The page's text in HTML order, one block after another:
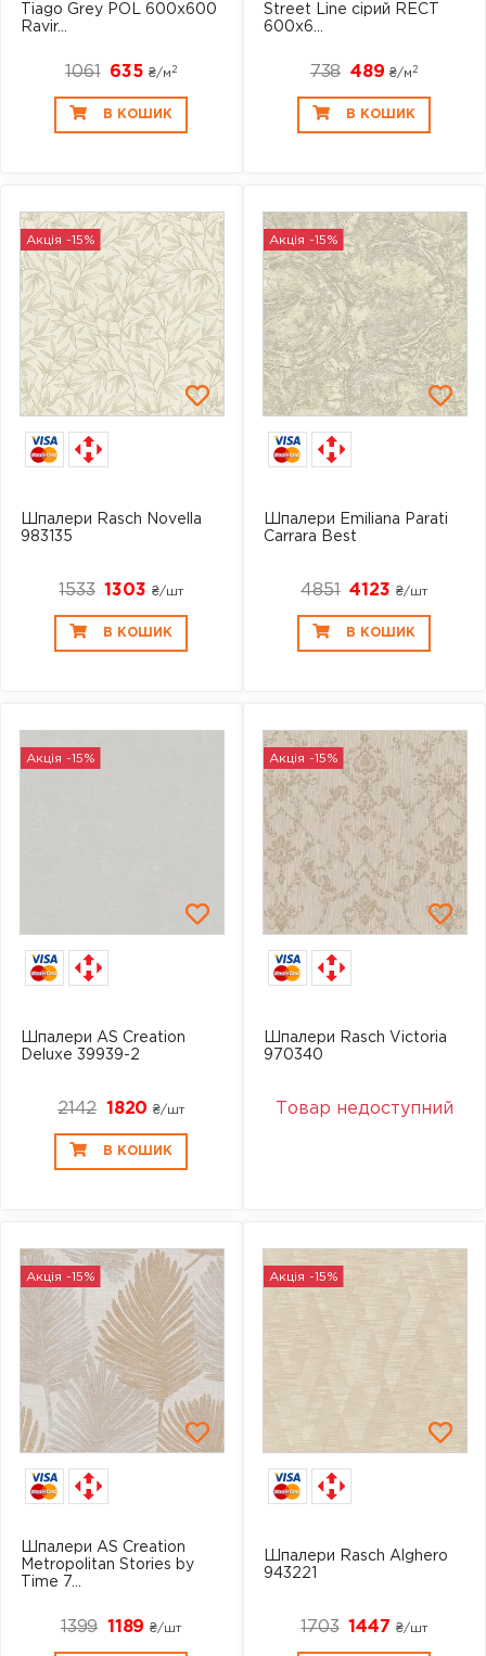
Tiago Grey POL 600x600
Ravir...
1061 635 ₴/м 2
В КОШИК
Street Line сірий RECT
600x6...
738 489₴/м2
В КОШИК
Акція -15%
Шпалери Rasch Novella
983135
1533 1303 ₴/шт
В КОШИК
Акція -15%
Шпалери Emiliana Parati
Carrara Best
4851 4123 ₴/шт
В КОШИК
Акція -15%
Шпалери AS Creation
Deluxe 39939-2
2142 1820 ₴/шт
В КОШИК
Акція -15%
Шпалери Rasch Victoria
970340
Товар недоступний
Акція -15%
Шпалери AS Creation
Metropolitan Stories by
Time 7...
1399 1189 ₴/шт
Акція -15%
Шпалери Rasch Alghero
943221
1703 1447 ₴/шт